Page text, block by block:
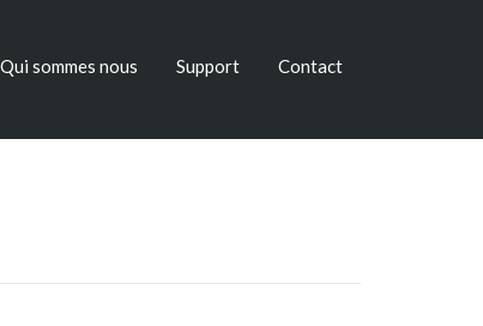
Qui sommes nous Support Contact